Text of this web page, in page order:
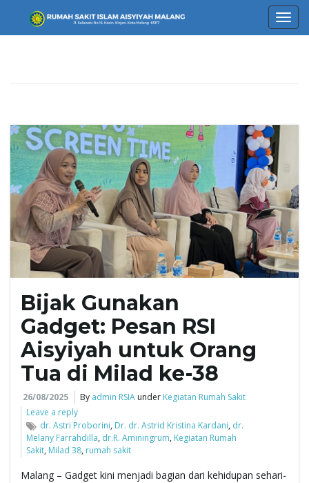
l
Bijak Gunakan
Gadget: Pesan RSI
Aisyiyah untuk Orang
Tua di Milad ke-38
26/08/2025 By admin RSIA under Kegiatan Rumah Sakit
Leave a reply
dr. Astri Proborini, Dr. dr. Astrid Kristina Kardani, dr.
Melany Farrahdilla, dr.R. Aminingrum, Kegiatan Rumah
Sakit, Milad 38, rumah sakit
Malang – Gadget kini menjadi bagian dari kehidupan sehari-